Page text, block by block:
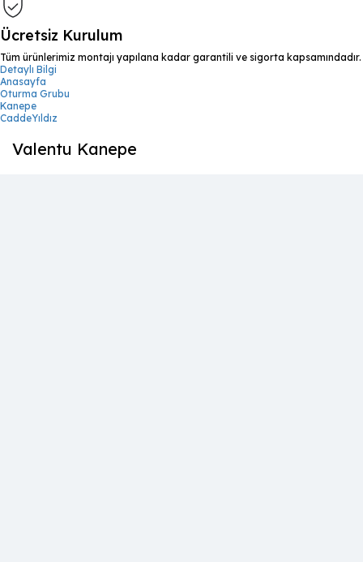
Ücretsiz Kurulum
Tüm ürünlerimiz montajı yapılana kadar garantili ve sigorta kapsamındadır.
Detaylı Bilgi
Anasayfa
Oturma Grubu
Kanepe
CaddeYıldız
Valentu Kanepe